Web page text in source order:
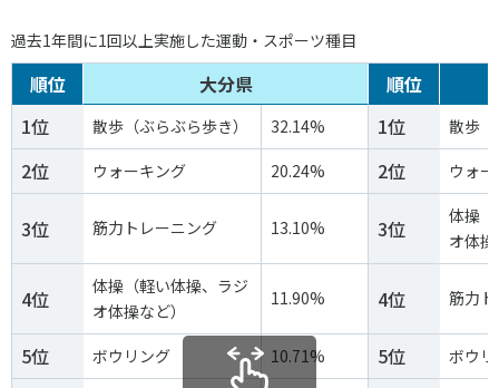
個人情報保護方針
ソーシャルメディア運営方針
© 2020
社会づくり
自治体との連携
【動画】スポーツでアクティブなまちづくり
知る学ぶ
過去1年間に1回以上実施した運動・スポーツ種目
順位 大分県
順位
1位
散歩（ぶらぶら歩き） 32.14% 1位 散歩
2位 ウォーキング 20.24% 2位 ウォ
3位 筋力トレーニング 13.10% 3位
体操
オ体
4位
体操（軽い体操、ラジ
オ体操など）
11.90% 4位 筋力
5位 ボウリング 10.71% 5位 ボウ